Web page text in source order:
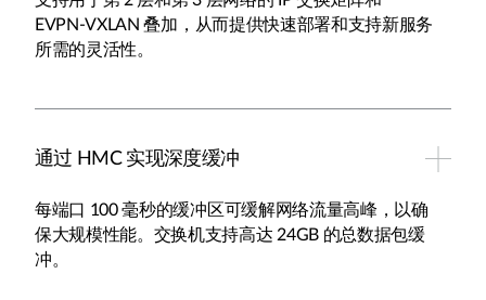
EVPN-VXLAN 叠加，从而提供快速部署和支持新服务
所需的灵活性。
通过 HMC 实现深度缓冲
每端口 100 毫秒的缓冲区可缓解网络流量高峰，以确
保大规模性能。交换机支持高达 24GB 的总数据包缓
冲。